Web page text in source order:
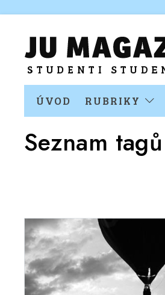
ÚVOD RUBRIKY
Seznam tagů